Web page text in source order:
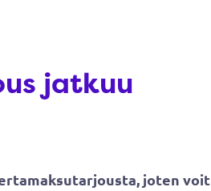
jatkuu
joten voit